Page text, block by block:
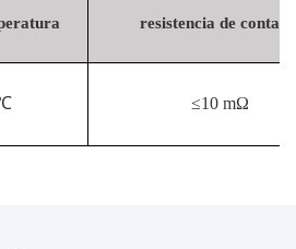
resistencia de
≤10 mΩ